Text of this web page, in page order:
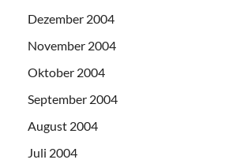
Dezember 2004
November 2004
Oktober 2004
September 2004
August 2004
Juli 2004